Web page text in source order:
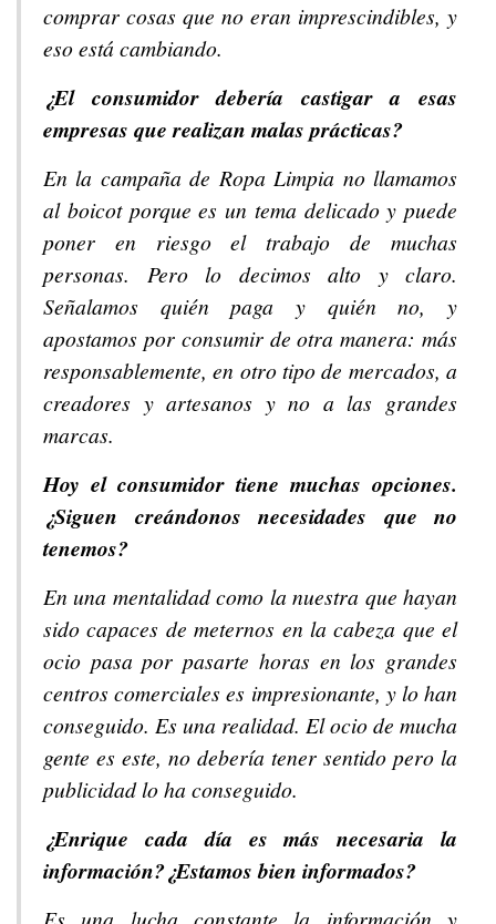
comprar cosas que no eran imprescindibles, y
eso está cambiando.
¿El consumidor debería castigar a esas
empresas que realizan malas prácticas?
En la campaña de Ropa Limpia no llamamos
al boicot porque es un tema delicado y puede
poner en riesgo el trabajo de muchas
personas. Pero lo decimos alto y claro.
Señalamos quién paga y quién no, y
apostamos por consumir de otra manera: más
responsablemente, en otro tipo de mercados, a
creadores y artesanos y no a las grandes
marcas.
Hoy el consumidor tiene muchas opciones.
¿Siguen creándonos necesidades que no
tenemos?
En una mentalidad como la nuestra que hayan
sido capaces de meternos en la cabeza que el
ocio pasa por pasarte horas en los grandes
centros comerciales es impresionante, y lo han
conseguido. Es una realidad. El ocio de mucha
gente es este, no debería tener sentido pero la
publicidad lo ha conseguido.
¿Enrique cada día es más necesaria la
información?¿Estamos bien informados?